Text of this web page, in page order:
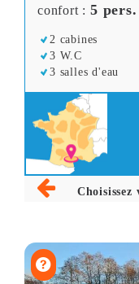
confort : 5 pers.
2 cabines
3 W.C
3 salles d'eau
Choisissez